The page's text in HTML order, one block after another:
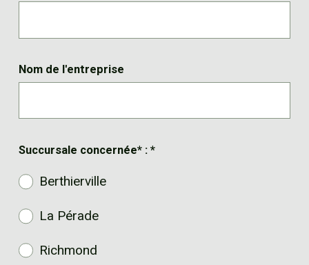
Nom de l'entreprise
Succursale concernée* : *
Berthierville
La Pérade
Richmond